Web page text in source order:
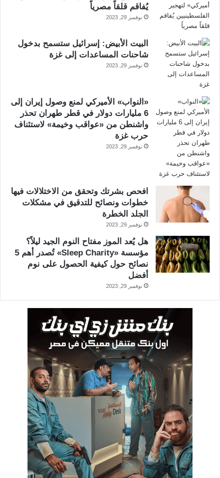
يُفاقم قلقاً مصرياً
نوفمبر 29, 2023
البيت الأبيض: إسرائيل ستسمح بدخول
شاحنات المساعدات إلى غزة
نوفمبر 29, 2023
«النواب» الأميركي لمنع وصول إيران إلى
6 مليارات دولار في قطر طهران تحذر
واشنطن من «عواقب وخيمة» لاستئناف
حرب غزة
نوفمبر 29, 2023
افحص بشرتك وتحقق من الاختلالات فيها
خطوات ونصائح للتدقيق في مشكلات
الجلد الخطرة
نوفمبر 29, 2023
هل يُعد الموز مفتاح النوم الجيد ليلاً؟
مؤسسة «Sleep Charity» تُصدر أهم 5
نصائح حول كيفية الحصول على نوم
أفضل
نوفمبر 29, 2023